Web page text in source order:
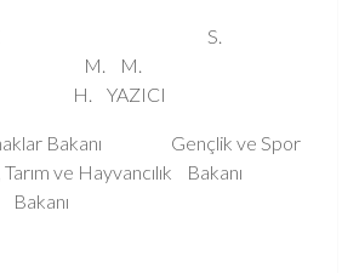
S.
M.
YAZICI
Bakanı Gençlik ve Spor
ve Hayvancılık Bakanı